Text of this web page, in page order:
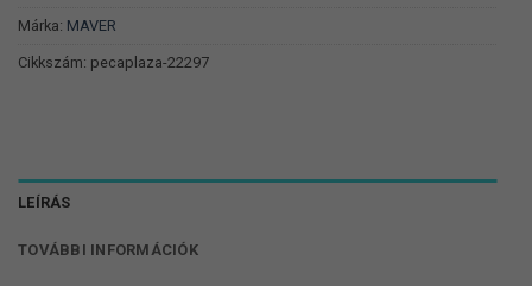
Márka: MAVER
Cikkszám: pecaplaza-22297
LEÍRÁS
TOVÁBBI INFORMÁCIÓK